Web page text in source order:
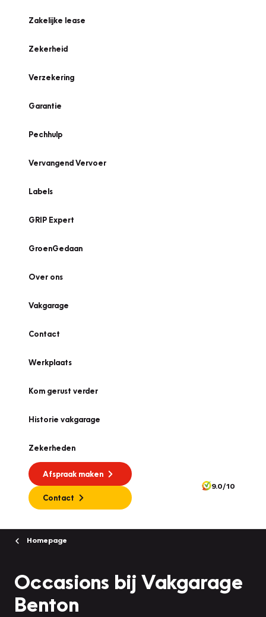
Zakelijke lease
Zekerheid
Verzekering
Garantie
Pechhulp
Vervangend Vervoer
Labels
GRIP Expert
GroenGedaan
Over ons
Vakgarage
Contact
Werkplaats
Kom gerust verder
Historie vakgarage
Zekerheden
Afspraak maken
Contact
9.0/10
Homepage
Occasions bij Vakgarage
Benton